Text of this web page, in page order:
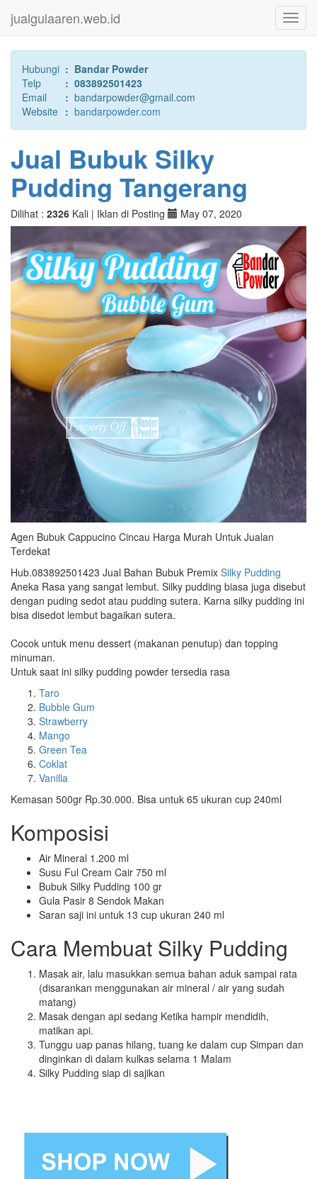
jualgulaaren.web.id
Hubungi : Bandar Powder
Telp
: 083892501423
Email
: bandarpowder@gmail.com
Website : bandarpowder.com
Jual Bubuk Silky
Pudding Tangerang
Dilihat : 2326 Kali | Iklan di Posting May 07, 2020
Agen Bubuk Cappucino Cincau Harga Murah Untuk Jualan
Terdekat
Hub.083892501423 Jual Bahan Bubuk Premix Silky Pudding
Aneka Rasa yang sangat lembut. Silky pudding biasa juga disebut
dengan puding sedot atau pudding sutera. Karna silky pudding ini
bisa disedot lembut bagaikan sutera.
Cocok untuk menu dessert (makanan penutup) dan topping
minuman.
Untuk saat ini silky pudding powder tersedia rasa
Taro
Bubble Gum
Strawberry
Mango
Green Tea
Coklat
Vanilla
Kemasan 500gr Rp.30.000. Bisa untuk 65 ukuran cup 240ml
Komposisi
Air Mineral 1.200 ml
Susu Ful Cream Cair 750 ml
Bubuk Silky Pudding 100 gr
Gula Pasir 8 Sendok Makan
Saran saji ini untuk 13 cup ukuran 240 ml
Cara Membuat Silky Pudding
Masak air, lalu masukkan semua bahan aduk sampai rata
(disarankan menggunakan air mineral / air yang sudah
matang)
Masak dengan api sedang Ketika hampir mendidih,
matikan api.
Tunggu uap panas hilang, tuang ke dalam cup Simpan dan
dinginkan di dalam kulkas selama 1 Malam
Silky Pudding siap di sajikan